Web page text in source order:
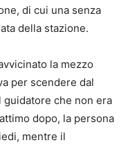
di cui una senza
della stazione.
la mezzo
per scendere dal
guidatore che non era
dopo, la persona
mentre il